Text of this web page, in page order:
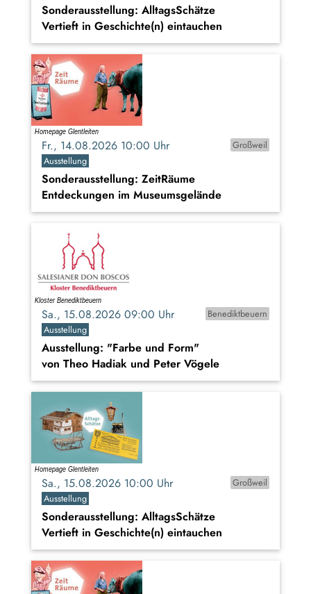
Sonderausstellung: AlltagsSchätze
Vertieft in Geschichte(n) eintauchen
Fr., 14.08.2026 10:00 Uhr
Großweil
Ausstellung
Sonderausstellung: ZeitRäume
Entdeckungen im Museumsgelände
Sa., 15.08.2026 09:00 Uhr
Benediktbeuern
Ausstellung
Ausstellung: "Farbe und Form"
von Theo Hadiak und Peter Vögele
Sa., 15.08.2026 10:00 Uhr
Großweil
Ausstellung
Sonderausstellung: AlltagsSchätze
Vertieft in Geschichte(n) eintauchen